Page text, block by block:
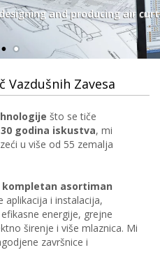
and producing air
Vazdušnih Zavesa
što se tiče
30 godina iskustva, mi
u više od 55 zemalja
kompletan asortiman
aplikacija i instalacija,
energije, grejne
širenje i više mlaznica. Mi
završnice i